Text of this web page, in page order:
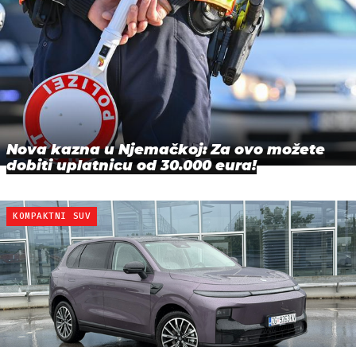
Nova kazna u Njemačkoj: Za ovo možete
dobiti uplatnicu od 30.000 eura!
KOMPAKTNI SUV